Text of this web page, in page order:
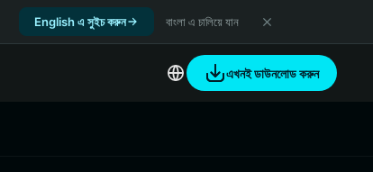
English এ সুইচ করুন বাংলা এ চালিয়ে যান
এখনই ডাউনলোড করুন